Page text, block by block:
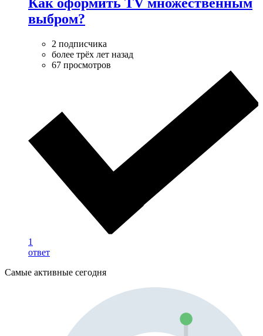
выбром?
2 подписчика
более трёх лет назад
67 просмотров
1
ответ
Самые активные сегодня